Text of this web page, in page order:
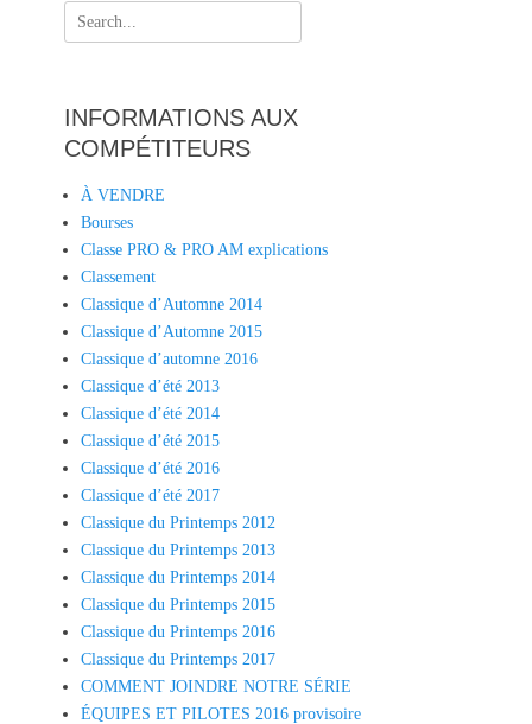
Search
for:
INFORMATIONS AUX
COMPÉTITEURS
À VENDRE
Bourses
Classe PRO & PRO AM explications
Classement
Classique d’Automne 2014
Classique d’Automne 2015
Classique d’automne 2016
Classique d’été 2013
Classique d’été 2014
Classique d’été 2015
Classique d’été 2016
Classique d’été 2017
Classique du Printemps 2012
Classique du Printemps 2013
Classique du Printemps 2014
Classique du Printemps 2015
Classique du Printemps 2016
Classique du Printemps 2017
COMMENT JOINDRE NOTRE SÉRIE
ÉQUIPES ET PILOTES 2016 provisoire